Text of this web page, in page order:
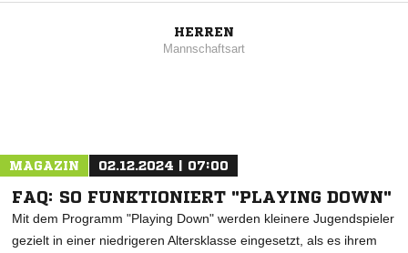
HERREN
Mannschaftsart
MAGAZIN 02.12.2024 | 07:00
FAQ: SO FUNKTIONIERT "PLAYING DOWN"
Mit dem Programm "Playing Down" werden kleinere Jugendspieler
gezielt in einer niedrigeren Altersklasse eingesetzt, als es ihrem